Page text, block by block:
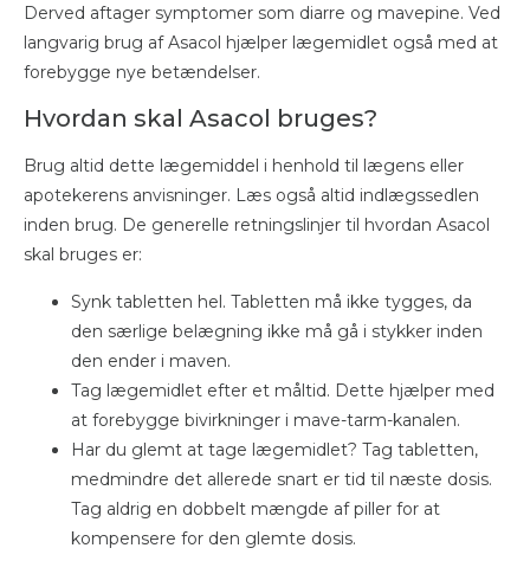
Derved aftager symptomer som diarre og mavepine. Ved
langvarig brug af Asacol hjælper lægemidlet også med at
forebygge nye betændelser.
Hvordan skal Asacol bruges?
Brug altid dette lægemiddel i henhold til lægens eller
apotekerens anvisninger. Læs også altid indlægssedlen
inden brug. De generelle retningslinjer til hvordan Asacol
skal bruges er:
Synk tabletten hel. Tabletten må ikke tygges, da
den særlige belægning ikke må gå i stykker inden
den ender i maven.
Tag lægemidlet efter et måltid. Dette hjælper med
at forebygge bivirkninger i mave-tarm-kanalen.
Har du glemt at tage lægemidlet? Tag tabletten,
medmindre det allerede snart er tid til næste dosis.
Tag aldrig en dobbelt mængde af piller for at
kompensere for den glemte dosis.